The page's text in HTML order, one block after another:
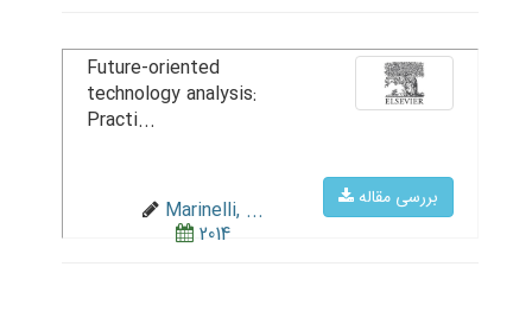
بررسی مقاله
Future-oriented
technology analysis:
Practi...
Marinelli, ...
2014